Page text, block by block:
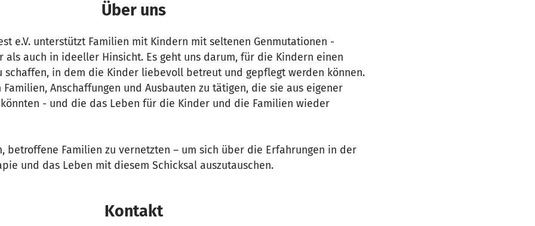
Über uns
e.V. unterstützt Familien mit Kindern mit seltenen Genmutationen -
als auch in ideeller Hinsicht. Es geht uns darum, für die Kindern einen
schaffen, in dem die Kinder liebevoll betreut und gepflegt werden können.
Anschaffungen und Ausbauten zu tätigen, die sie aus eigener
- und die das Leben für die Kinder und die Familien wieder
betroffene Familien zu vernetzten – um sich über die Erfahrungen in der
und das Leben mit diesem Schicksal auszutauschen.
Kontakt